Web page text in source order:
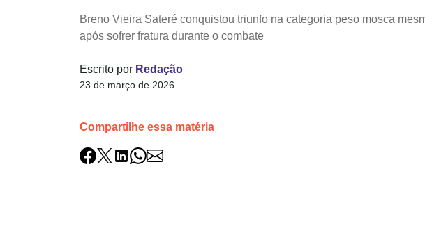
Breno Vieira Sateré conquistou triunfo na categoria peso mosca
após sofrer fratura durante o combate
Escrito por Redação
23 de março de 2026
Compartilhe essa matéria